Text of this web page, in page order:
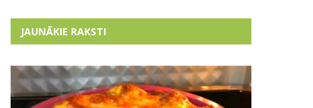
JAUNĀKIE RAKSTI